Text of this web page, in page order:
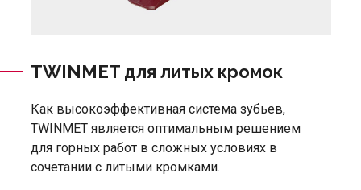
TWINMET для литых кромок
Как высокоэффективная система зубьев,
TWINMET является оптимальным решением
для горных работ в сложных условиях в
сочетании с литыми кромками.